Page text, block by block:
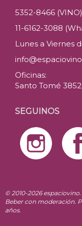
5352-8466 (VINO)
11-6162-3088
Lunes a Viernes
Oficinas:
Santo Tomé
SEGUINOS
© 2010-2026
Beber con moderación.
años.